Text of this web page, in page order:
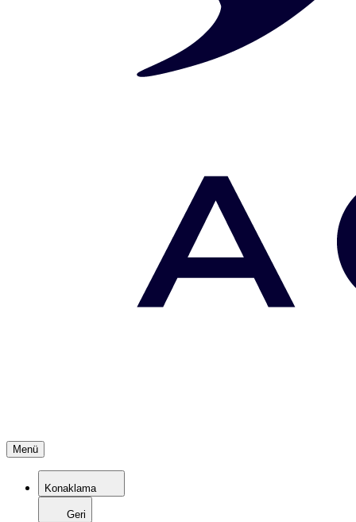
Menü
Konaklama
Geri